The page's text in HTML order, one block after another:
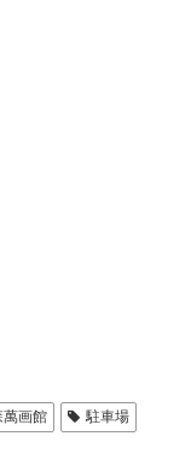
萬画館 駐車場